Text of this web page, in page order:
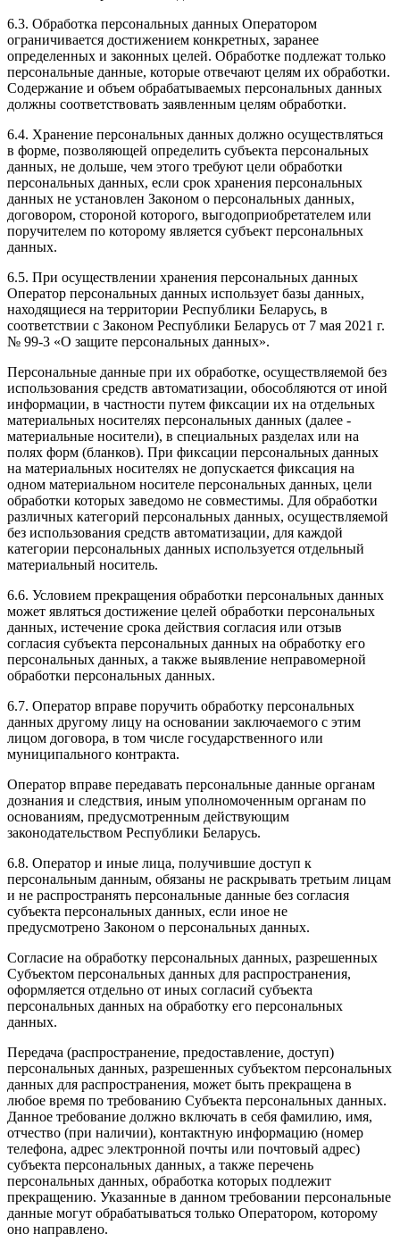
6.3. Обработка персональных данных Оператором
ограничивается достижением конкретных, заранее
определенных и законных целей. Обработке подлежат только
персональные данные, которые отвечают целям их обработки.
Содержание и объем обрабатываемых персональных данных
должны соответствовать заявленным целям обработки.
6.4. Хранение персональных данных должно осуществляться
в форме, позволяющей определить субъекта персональных
данных, не дольше, чем этого требуют цели обработки
персональных данных, если срок хранения персональных
данных не установлен Законом о персональных данных,
договором, стороной которого, выгодоприобретателем или
поручителем по которому является субъект персональных
данных.
6.5. При осуществлении хранения персональных данных
Оператор персональных данных использует базы данных,
находящиеся на территории Республики Беларусь, в
соответствии с Законом Республики Беларусь от 7 мая 2021 г.
№ 99-3 «О защите персональных данных».
Персональные данные при их обработке, осуществляемой без
использования средств автоматизации, обособляются от иной
информации, в частности путем фиксации их на отдельных
материальных носителях персональных данных (далее -
материальные носители), в специальных разделах или на
полях форм (бланков). При фиксации персональных данных
на материальных носителях не допускается фиксация на
одном материальном носителе персональных данных, цели
обработки которых заведомо не совместимы. Для обработки
различных категорий персональных данных, осуществляемой
без использования средств автоматизации, для каждой
категории персональных данных используется отдельный
материальный носитель.
6.6. Условием прекращения обработки персональных данных
может являться достижение целей обработки персональных
данных, истечение срока действия согласия или отзыв
согласия субъекта персональных данных на обработку его
персональных данных, а также выявление неправомерной
обработки персональных данных.
6.7. Оператор вправе поручить обработку персональных
данных другому лицу на основании заключаемого с этим
лицом договора, в том числе государственного или
муниципального контракта.
Оператор вправе передавать персональные данные органам
дознания и следствия, иным уполномоченным органам по
основаниям, предусмотренным действующим
законодательством Республики Беларусь.
6.8. Оператор и иные лица, получившие доступ к
персональным данным, обязаны не раскрывать третьим лицам
и не распространять персональные данные без согласия
субъекта персональных данных, если иное не
предусмотрено Законом о персональных данных.
Согласие на обработку персональных данных, разрешенных
Субъектом персональных данных для распространения,
оформляется отдельно от иных согласий субъекта
персональных данных на обработку его персональных
данных.
Передача (распространение, предоставление, доступ)
персональных данных, разрешенных субъектом персональных
данных для распространения, может быть прекращена в
любое время по требованию Субъекта персональных данных.
Данное требование должно включать в себя фамилию, имя,
отчество (при наличии), контактную информацию (номер
телефона, адрес электронной почты или почтовый адрес)
субъекта персональных данных, а также перечень
персональных данных, обработка которых подлежит
прекращению. Указанные в данном требовании персональные
данные могут обрабатываться только Оператором, которому
оно направлено.